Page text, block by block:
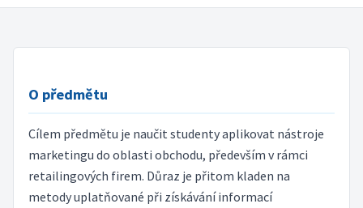
O předmětu
Cílem předmětu je naučit studenty aplikovat nástroje
marketingu do oblasti obchodu, především v rámci
retailingových firem. Důraz je přitom kladen na
metody uplatňované při získávání informací